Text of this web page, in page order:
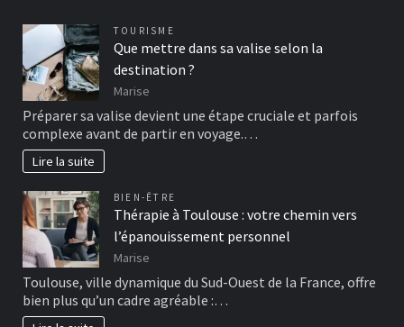
TOURISME
Que mettre dans sa valise selon la
destination ?
Marise
Préparer sa valise devient une étape cruciale et parfois
complexe avant de partir en voyage.…
Lire la suite
BIEN-ÊTRE
Thérapie à Toulouse : votre chemin vers
l’épanouissement personnel
Marise
Toulouse, ville dynamique du Sud-Ouest de la France, offre
bien plus qu’un cadre agréable :…